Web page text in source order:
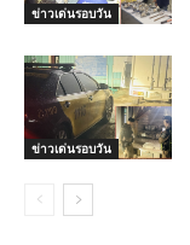
ข่าวเด่นรอบวัน
ข่าวเด่นรอบวัน